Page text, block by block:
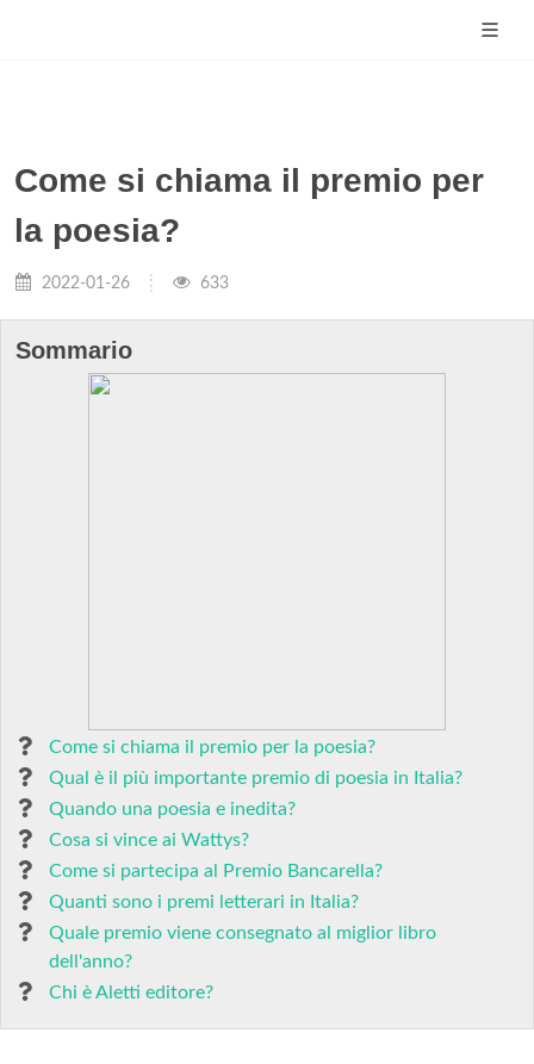
Come si chiama il premio per
la poesia?
2022-01-26 633
Sommario
Come si chiama il premio per la poesia?
Qual è il più importante premio di poesia in Italia?
Quando una poesia e inedita?
Cosa si vince ai Wattys?
Come si partecipa al Premio Bancarella?
Quanti sono i premi letterari in Italia?
Quale premio viene consegnato al miglior libro
dell'anno?
Chi è Aletti editore?